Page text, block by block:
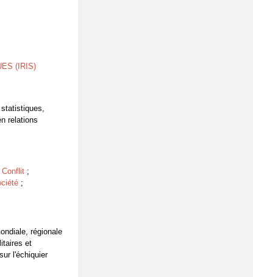
(IRIS)
relations
Conflit ;
;
régionale
et
l'échiquier